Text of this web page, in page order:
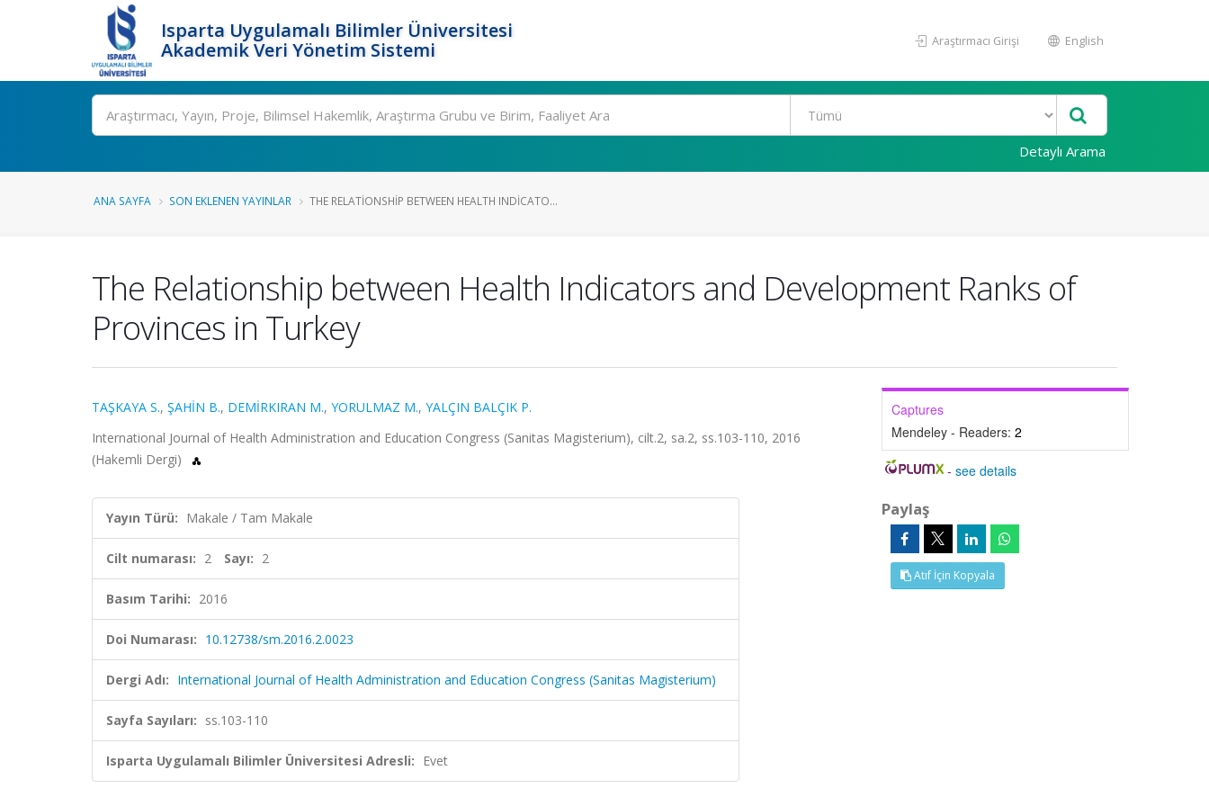
Isparta Uygulamalı Bilimler Üniversitesi
Akademik Veri Yönetim Sistemi
Araştırmacı Girişi English
Ara
Detaylı Arama
ANA SAYFA SON EKLENEN YAYINLAR THE RELATIONSHIP BETWEEN HEALTH INDICATO...
The Relationship between Health Indicators and Development Ranks of
Provinces in Turkey
TAŞKAYA S., ŞAHİN B., DEMİRKIRAN M., YORULMAZ M., YALÇIN BALÇIK P.
International Journal of Health Administration and Education Congress (Sanitas Magisterium), cilt.2, sa.2, ss.103-110, 2016
(Hakemli Dergi)
Yayın Türü: Makale / Tam Makale
Cilt numarası: 2 Sayı: 2
Basım Tarihi: 2016
Doi Numarası: 10.12738/sm.2016.2.0023
Dergi Adı: International Journal of Health Administration and Education Congress (Sanitas Magisterium)
Sayfa Sayıları: ss.103-110
Isparta Uygulamalı Bilimler Üniversitesi Adresli: Evet
Captures
Mendeley - Readers: 2
-see details
Paylaş
Atıf İçin Kopyala